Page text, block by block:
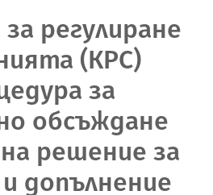
регулиране
(КРС)
за
обсъждане
решение за
допълнение